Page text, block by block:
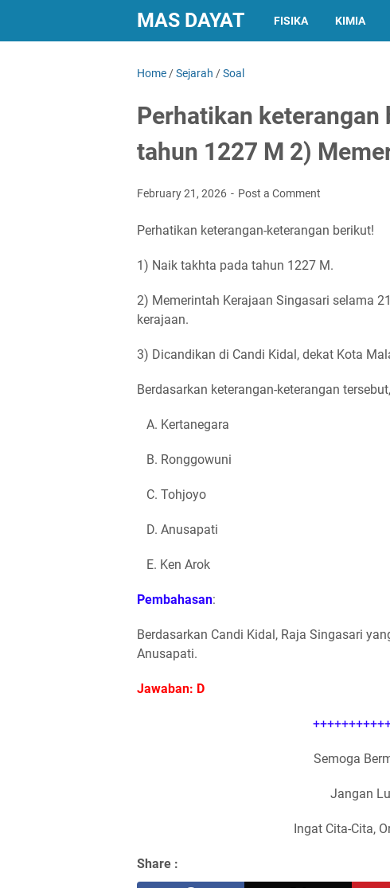
MAS DAYAT FISIKA KIMIA
Home /Sejarah /Soal
Perhatikan
tahun 1227 M 2)
February 21, 2026 Post a Comment
Perhatikan keterangan-keterangan berikut!
1) Naik takhta pada tahun 1227 M.
2) Memerintah Kerajaan Singasari selama
kerajaan.
3) Dicandikan di Candi Kidal, dekat Kota
Berdasarkan keterangan-keterangan
A. Kertanegara
B. Ronggowuni
C. Tohjoyo
D. Anusapati
E. Ken Arok
Pembahasan:
Berdasarkan Candi Kidal, Raja Singasari
Anusapati.
Jawaban: D
Semoga
Jangan
Ingat Cita-Cita,
Share :